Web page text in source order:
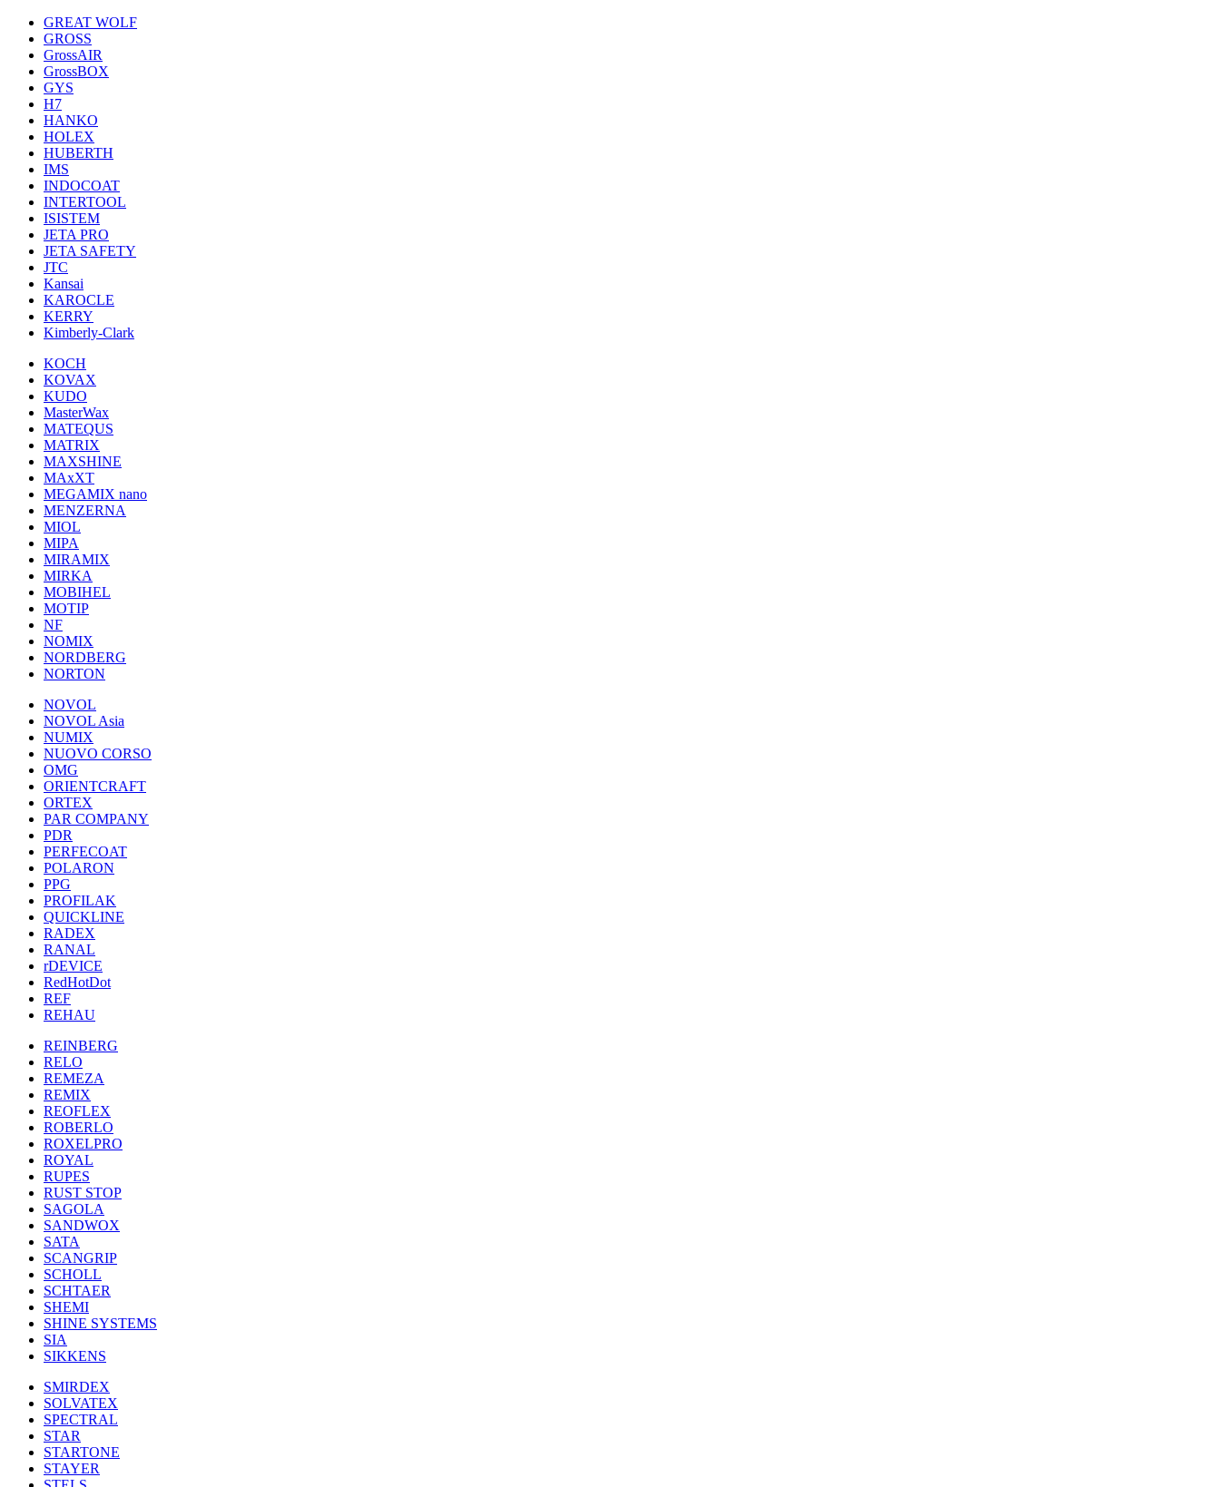
GREAT WOLF
GROSS
GrossAIR
GrossBOX
GYS
H7
HANKO
HOLEX
HUBERTH
IMS
INDOCOAT
INTERTOOL
ISISTEM
JETA PRO
JETA SAFETY
JTC
Kansai
KAROCLE
KERRY
Kimberly-Clark
KOCH
KOVAX
KUDO
MasterWax
MATEQUS
MATRIX
MAXSHINE
MAxXT
MEGAMIX nano
MENZERNA
MIOL
MIPA
MIRAMIX
MIRKA
MOBIHEL
MOTIP
NF
NOMIX
NORDBERG
NORTON
NOVOL
NOVOL Asia
NUMIX
NUOVO CORSO
OMG
ORIENTCRAFT
ORTEX
PAR COMPANY
PDR
PERFECOAT
POLARON
PPG
PROFILAK
QUICKLINE
RADEX
RANAL
rDEVICE
RedHotDot
REF
REHAU
REINBERG
RELO
REMEZA
REMIX
REOFLEX
ROBERLO
ROXELPRO
ROYAL
RUPES
RUST STOP
SAGOLA
SANDWOX
SATA
SCANGRIP
SCHOLL
SCHTAER
SHEMI
SHINE SYSTEMS
SIA
SIKKENS
SMIRDEX
SOLVATEX
SPECTRAL
STAR
STARTONE
STAYER